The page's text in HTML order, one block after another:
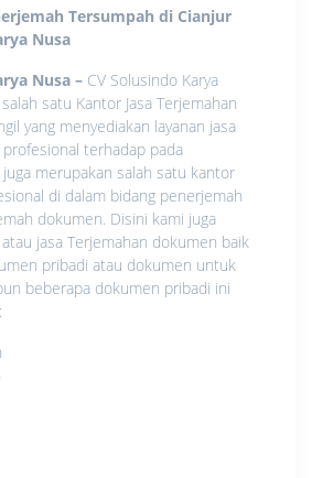
Tersumpah di Cianjur
Nusa
Nusa – CV Solusindo Karya
satu Kantor Jasa Terjemahan
yang menyediakan layanan jasa
terhadap pada
juga merupakan salah satu kantor
di dalam bidang penerjemah
dokumen. Disini kami juga
jasa Terjemahan dokumen baik
pribadi atau dokumen untuk
beberapa dokumen pribadi ini